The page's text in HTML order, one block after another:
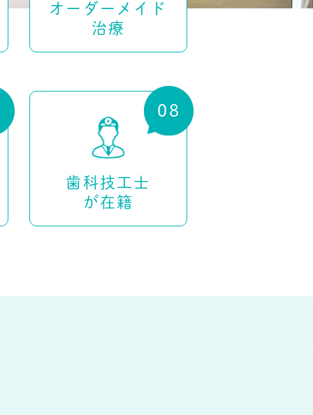
オーダーメイド
治療
歯科技工士
が在籍